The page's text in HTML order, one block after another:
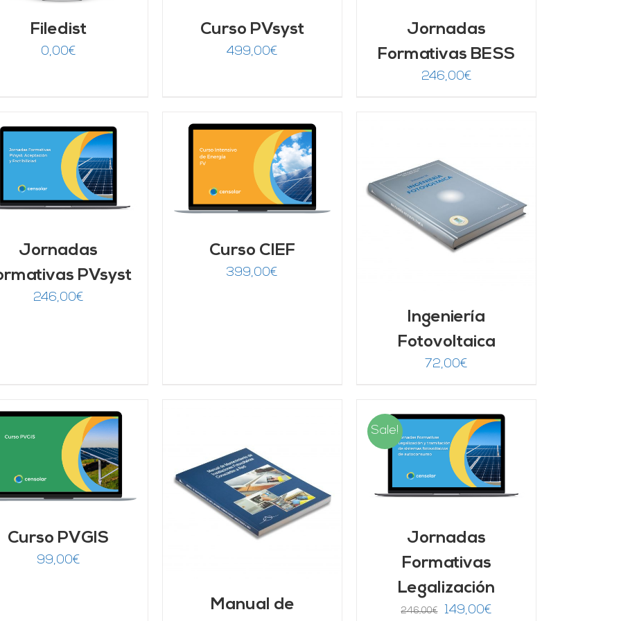
Filedist
0,00€
Curso PVsyst
499,00€
Jornadas
Formativas BESS
246,00€
Jornadas
PVsyst
246,00€
AÑADIR AL CARRITO
DETALLES
Curso CIEF
399,00€
AÑADIR AL CARRITO
DETALLES
Ingeniería
Fotovoltaica
72,00€
Curso PVGIS
99,00€
AÑADIR AL CARRITO
DETALLES
Manual de
Sale!
AÑADIR AL CARRITO
DETALLES
Jornadas
Formativas
Legalización
246,00€
El
149,00€El